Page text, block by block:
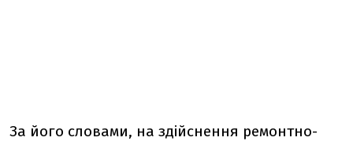
За його словами, на здійснення ремонтно-